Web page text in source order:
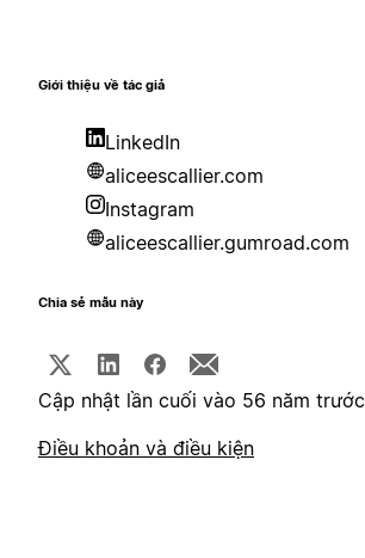
Giới thiệu về tác giả
LinkedIn
aliceescallier.com
Instagram
aliceescallier.gumroad.com
Chia sẻ mẫu này
Cập nhật lần cuối vào 56 năm trước
Điều khoản và điều kiện